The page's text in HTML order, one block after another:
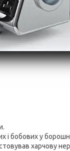
і бобових у
харчову